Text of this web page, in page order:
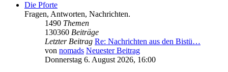
Die Pforte
Fragen, Antworten, Nachrichten.
1490 Themen
130360 Beiträge
Letzter Beitrag Re: Nachrichten aus den Bistü…
von nomads Neuester Beitrag
Donnerstag 6. August 2026, 16:00